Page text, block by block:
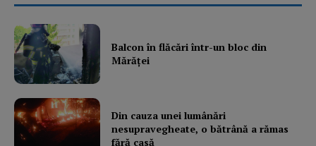
Balcon în flăcări într-un bloc din
Mărăţei
Din cauza unei lumânări
nesupravegheate, o bătrână a rămas
fără casă